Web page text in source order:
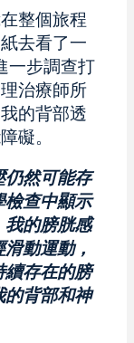
整個旅程
去看了一
一步調查打
治療師所
的背部透
礙。
仍然可能存
檢查中顯示
我的膀胱感
動運動，
續存在的膀
的背部和神